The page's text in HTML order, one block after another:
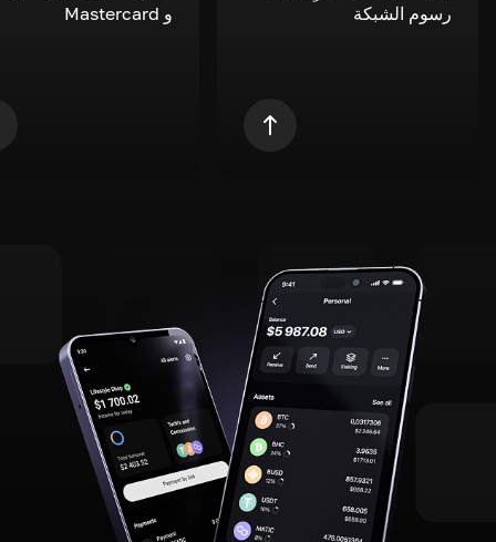
رسوم الشبكة
و Mastercard